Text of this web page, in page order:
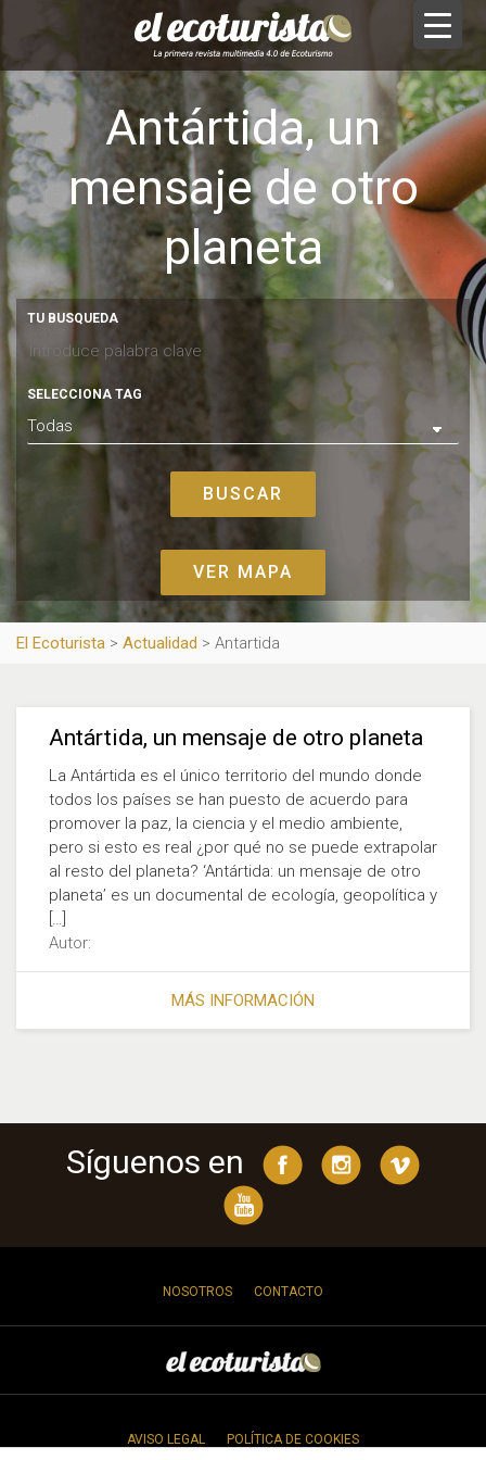
Antártida, un
mensaje de otro
planeta
TU BUSQUEDA
SELECCIONA TAG
VER MAPA
El Ecoturista > Actualidad > Antartida
Antártida, un mensaje de otro planeta
La Antártida es el único territorio del mundo donde
todos los países se han puesto de acuerdo para
promover la paz, la ciencia y el medio ambiente,
pero si esto es real ¿por qué no se puede extrapolar
al resto del planeta? ‘Antártida: un mensaje de otro
planeta’ es un documental de ecología, geopolítica y
[…]
Autor:
MÁS INFORMACIÓN
Síguenos en
NOSOTROS CONTACTO
AVISO LEGAL POLÍTICA DE COOKIES